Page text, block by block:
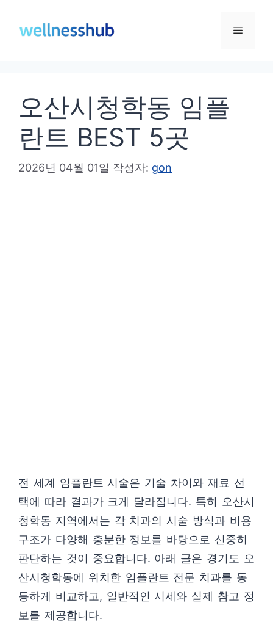
메
오산시청학동 임플
란트 BEST 5곳
2026년 04월 01일 작성자: gon
전 세계 임플란트 시술은 기술 차이와 재료 선
택에 따라 결과가 크게 달라집니다. 특히 오산시
청학동 지역에서는 각 치과의 시술 방식과 비용
구조가 다양해 충분한 정보를 바탕으로 신중히
판단하는 것이 중요합니다. 아래 글은 경기도 오
산시청학동에 위치한 임플란트 전문 치과를 동
등하게 비교하고, 일반적인 시세와 실제 참고 정
보를 제공합니다.